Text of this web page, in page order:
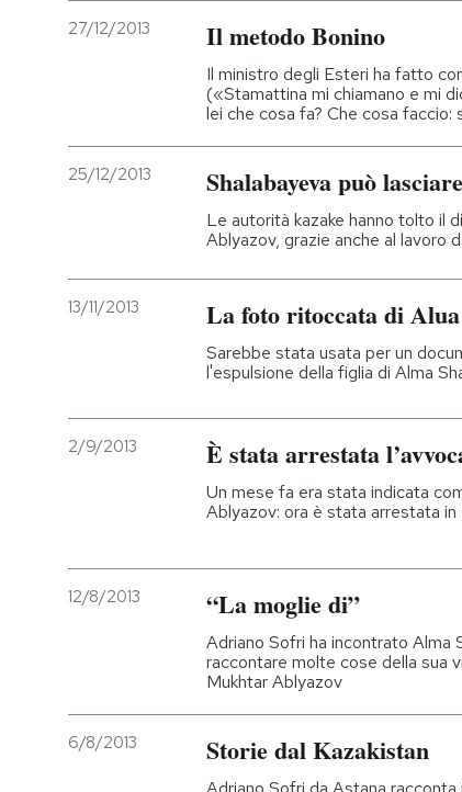
27/12/2013 Il metodo Bonino
Il ministro degli Esteri ha fatto
(«Stamattina mi chiamano e mi
lei che cosa fa? Che cosa faccio:
25/12/2013 Shalabayeva può
Le autorità kazake hanno tolto il
Ablyazov, grazie anche al lavoro
13/11/2013 La foto ritoccata di Alua
Sarebbe stata usata per un
l'espulsione della figlia di Alma
2/9/2013 È stata arrestata
Un mese fa era stata indicata
Ablyazov: ora è stata arrestata in
12/8/2013 “La moglie di”
Adriano Sofri ha incontrato Alma
raccontare molte cose della sua
Mukhtar Ablyazov
6/8/2013 Storie dal Kazakistan